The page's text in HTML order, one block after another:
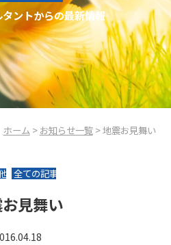
ントからの最新情報
ホーム> お知らせ一覧> 地震お見舞い
全ての記事
見舞い